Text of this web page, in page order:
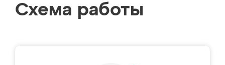
Схема работы